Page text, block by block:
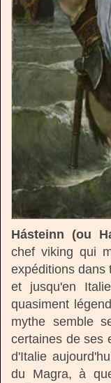
Hásteinn (ou
chef viking qui
expéditions dans
et jusqu'en
quasiment
mythe semble
certaines de ses
d'Italie
du Magra, à